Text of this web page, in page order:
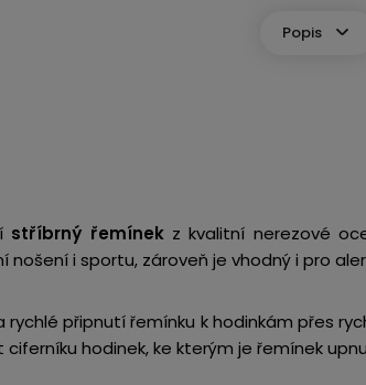
Popis
stříbrný řemínekz kvalitní nerezové
nošení i sportu, zároveň je vhodný i pro
rychlé připnutí řemínku k hodinkám přes
ciferníku hodinek, ke kterým je řemínek